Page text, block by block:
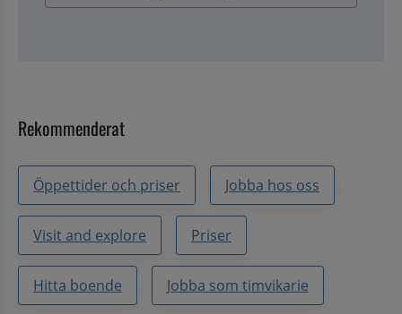
Rekommenderat
Öppettider och priser Jobba hos oss
Visit and explore Priser
Hitta boende Jobba som timvikarie